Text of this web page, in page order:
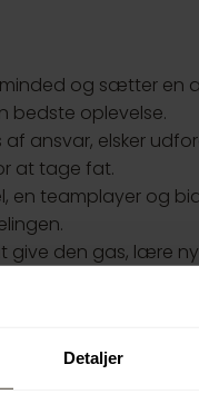
Detaljer
og sætter en
bedste oplevelse.
af ansvar, elsker
at tage fat.
en teamplayer og
give den gas, lære
lige så meget som
en adgangsgivende